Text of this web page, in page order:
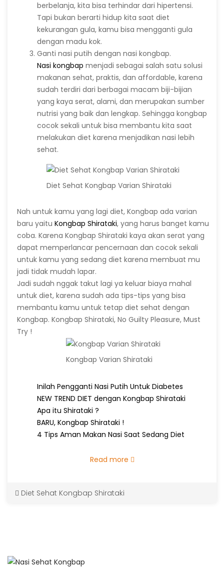
berbelanja, kita bisa terhindar dari hipertensi.
Tapi bukan berarti hidup kita saat diet
kekurangan gula, kamu bisa mengganti gula
dengan madu kok.
Ganti nasi putih dengan nasi kongbap.
Nasi kongbap menjadi sebagai salah satu solusi
makanan sehat, praktis, dan affordable, karena
sudah terdiri dari berbagai macam biji-bijian
yang kaya serat, alami, dan merupakan sumber
nutrisi yang baik dan lengkap. Sehingga kongbap
cocok sekali untuk bisa membantu kita saat
melakukan diet karena menjadikan nasi lebih
sehat.
Diet Sehat Kongbap Varian Shirataki
Nah untuk kamu yang lagi diet, Kongbap ada varian
baru yaitu Kongbap Shirataki, yang harus banget kamu
coba. Karena Kongbap Shirataki kaya akan serat yang
dapat memperlancar pencernaan dan cocok sekali
untuk kamu yang sedang diet karena membuat mu
jadi tidak mudah lapar.
Jadi sudah nggak takut lagi ya keluar biaya mahal
untuk diet, karena sudah ada tips-tips yang bisa
membantu kamu untuk tetap diet sehat dengan
Kongbap. Kongbap Shirataki, No Guilty Pleasure, Must
Try !
Kongbap Varian Shirataki
Inilah Pengganti Nasi Putih Untuk Diabetes
NEW TREND DIET dengan Kongbap Shirataki
Apa itu Shirataki ?
BARU, Kongbap Shirataki !
4 Tips Aman Makan Nasi Saat Sedang Diet
Read more
Diet Sehat Kongbap Shirataki